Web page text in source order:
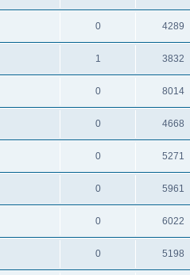
0 4289
1 3832
0 8014
0 4668
0 5271
0 5961
0 6022
0 5198